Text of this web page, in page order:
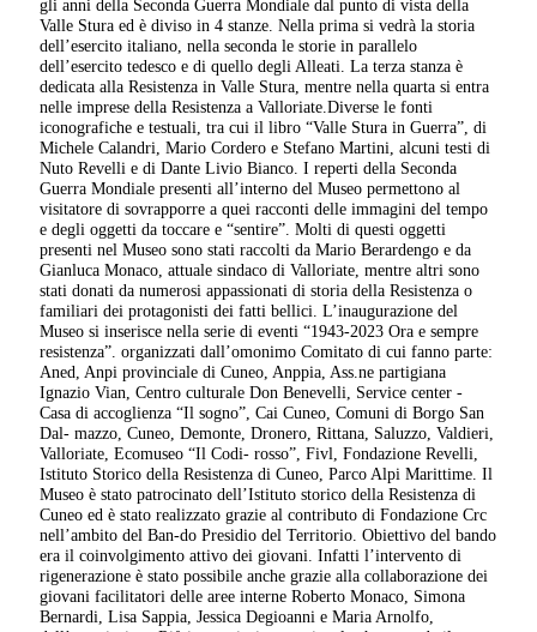
gli anni della Seconda Guerra Mondiale dal punto di vista della
Valle Stura ed è diviso in 4 stanze. Nella prima si vedrà la storia
dell’esercito italiano, nella seconda le storie in parallelo
dell’esercito tedesco e di quello degli Alleati. La terza stanza è
dedicata alla Resistenza in Valle Stura, mentre nella quarta si entra
nelle imprese della Resistenza a Valloriate.Diverse le fonti
iconografiche e testuali, tra cui il libro “Valle Stura in Guerra”, di
Michele Calandri, Mario Cordero e Stefano Martini, alcuni testi di
Nuto Revelli e di Dante Livio Bianco. I reperti della Seconda
Guerra Mondiale presenti all’interno del Museo permettono al
visitatore di sovrapporre a quei racconti delle immagini del tempo
e degli oggetti da toccare e “sentire”. Molti di questi oggetti
presenti nel Museo sono stati raccolti da Mario Berardengo e da
Gianluca Monaco, attuale sindaco di Valloriate, mentre altri sono
stati donati da numerosi appassionati di storia della Resistenza o
familiari dei protagonisti dei fatti bellici. L’inaugurazione del
Museo si inserisce nella serie di eventi “1943-2023 Ora e sempre
resistenza”. organizzati dall’omonimo Comitato di cui fanno parte:
Aned, Anpi provinciale di Cuneo, Anppia, Ass.ne partigiana
Ignazio Vian, Centro culturale Don Benevelli, Service center -
Casa di accoglienza “Il sogno”, Cai Cuneo, Comuni di Borgo San
Dal- mazzo, Cuneo, Demonte, Dronero, Rittana, Saluzzo, Valdieri,
Valloriate, Ecomuseo “Il Codi- rosso”, Fivl, Fondazione Revelli,
Istituto Storico della Resistenza di Cuneo, Parco Alpi Marittime. Il
Museo è stato patrocinato dell’Istituto storico della Resistenza di
Cuneo ed è stato realizzato grazie al contributo di Fondazione Crc
nell’ambito del Ban-do Presidio del Territorio. Obiettivo del bando
era il coinvolgimento attivo dei giovani. Infatti l’intervento di
rigenerazione è stato possibile anche grazie alla collaborazione dei
giovani facilitatori delle aree interne Roberto Monaco, Simona
Bernardi, Lisa Sappia, Jessica Degioanni e Maria Arnolfo,